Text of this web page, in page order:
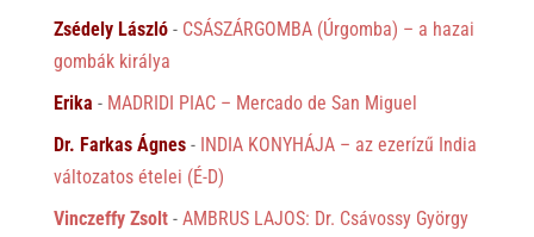
Zsédely László- CSÁSZÁRGOMBA (Úrgomba) – a hazai
gombák királya
Erika - MADRIDI PIAC – Mercado de San Miguel
Dr. Farkas Ágnes- INDIA KONYHÁJA – az ezerízű India
változatos ételei (É-D)
Vinczeffy Zsolt- AMBRUS LAJOS: Dr. Csávossy György